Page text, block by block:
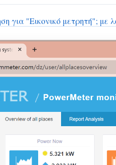
για "Εικονικό μετρητή"; με